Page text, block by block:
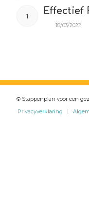
1 Effectief
18/03/2022
© Stappenplan voor een
Privacyverklaring